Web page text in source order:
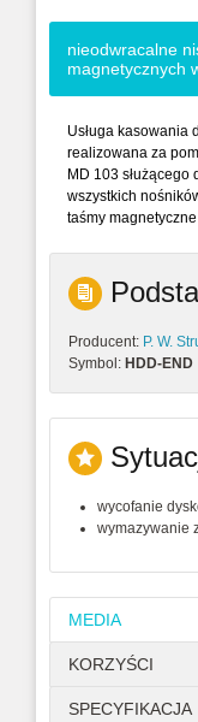
nieodwracalne
magnetycznych
Usługa kasowania
realizowana za
MD 103
wszystkich
taśmy
Producent: P. W.
Symbol: HDD-END
wycofanie
wymazywanie
MEDIA
KORZYŚCI
SPECYFIKACJA